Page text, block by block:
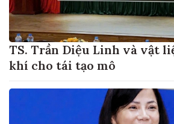
TS. Trần Diệu Linh và vật
khí cho tái tạo mô